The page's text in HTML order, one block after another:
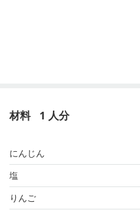
材料 1 人分
にんじん
塩
りんご